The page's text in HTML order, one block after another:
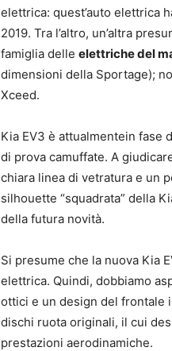
elettrica: quest’auto elettrica
2019. Tra l’altro, un’altra
famiglia delle elettriche del
dimensioni della Sportage);
Xceed.
Kia EV3 è attualmentein fase
di prova camuffate. A
chiara linea di vetratura e un
silhouette “squadrata” della
della futura novità.
Si presume che la nuova Kia
elettrica. Quindi, dobbiamo
ottici e un design del frontale
dischi ruota originali, il cui
prestazioni aerodinamiche.